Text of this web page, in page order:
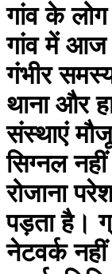
गांव के
गांव में आज
गंभीर
थाना और
संस्थाएं
सिग्नल
रोजाना
पड़ता है।
नेटवर्क